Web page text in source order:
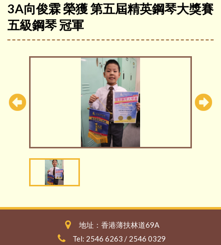
3A向俊霖 榮獲 第五屆精英鋼琴大獎賽
五級鋼琴 冠軍
地址：香港薄扶林道69A
Tel: 2546 6263 / 2546 0329